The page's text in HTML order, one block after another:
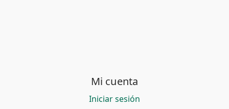
Mi cuenta
Iniciar sesión